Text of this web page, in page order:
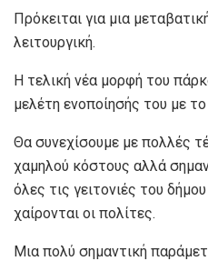
Πρόκειται για μια
λειτουργική.
Η τελική νέα μορφή του
μελέτη ενοποίησής του με
Θα συνεχίσουμε με πολλές
χαμηλού κόστους αλλά
όλες τις γειτονιές του
χαίρονται οι πολίτες.
Μια πολύ σημαντική